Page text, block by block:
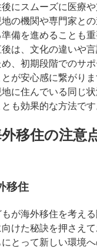
にスムーズに医療
の機関や専門家と
備を進めることも重
は、文化の違いや
、初期段階でのサ
が安心感に繋がり
に住んでいる同じ
も効果的な方法です
移住の注意
移住
が海外移住を考え
けた秘訣を押さえ
とって新しい環境